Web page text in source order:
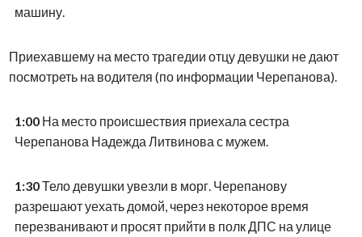
машину.
Приехавшему на место трагедии отцу девушки не дают
посмотреть на водителя (по информации Черепанова).
1:00На место происшествия приехала сестра
Черепанова Надежда Литвинова с мужем.
1:30Тело девушки увезли в морг. Черепанову
разрешают уехать домой, через некоторое время
перезванивают и просят прийти в полк ДПС на улице